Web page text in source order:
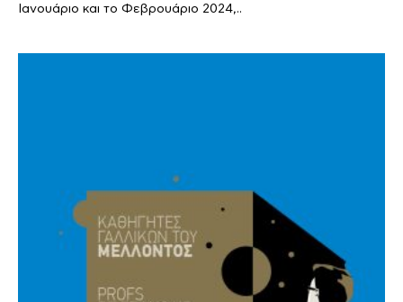
Ιανουάριο και το Φεβρουάριο 2024,..